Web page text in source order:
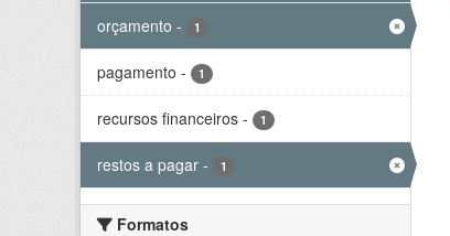
orçamento - 1
pagamento - 1
recursos financeiros - 1
restos a pagar - 1
Formatos